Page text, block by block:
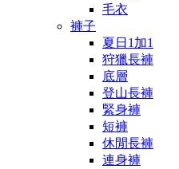
毛衣
褲子
夏日1加1
狩獵長褲
底層
登山長褲
緊身褲
短褲
休閒長褲
連身褲